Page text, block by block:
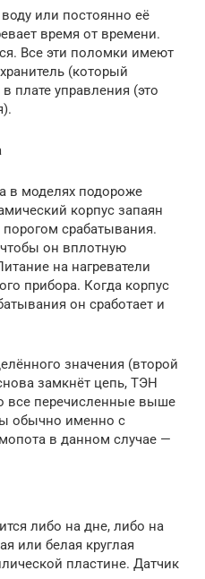
или постоянно её
время от времени.
Все эти поломки имеют
(который
плате управления (это
в моделях подороже
корпус запаян
срабатывания.
он вплотную
на нагреватели
прибора. Когда корпус
он сработает и
значения (второй
замкнёт цепь, ТЭН
все перечисленные выше
обычно именно с
в данном случае —
либо на дне, либо на
или белая круглая
пластине. Датчик